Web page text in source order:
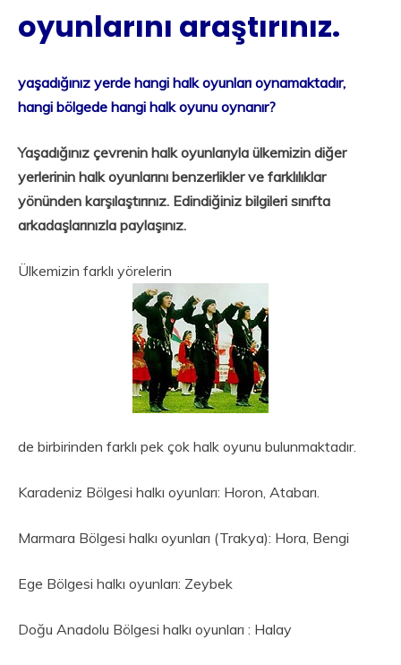
oyunlarını araştırınız.
yaşadığınız yerde hangi halk oyunları oynamaktadır,
hangi bölgede hangi halk oyunu oynanır?
Yaşadığınız çevrenin halk oyunlarıyla ülkemizin diğer
yerlerinin halk oyunlarını benzerlikler ve farklılıklar
yönünden karşılaştırınız. Edindiğiniz bilgileri sınıfta
arkadaşlarınızla paylaşınız.
Ülkemizin farklı yörelerin
de birbirinden farklı pek çok halk oyunu bulunmaktadır.
Karadeniz Bölgesi halkı oyunları: Horon, Atabarı.
Marmara Bölgesi halkı oyunları (Trakya): Hora, Bengi
Ege Bölgesi halkı oyunları: Zeybek
Doğu Anadolu Bölgesi halkı oyunları : Halay